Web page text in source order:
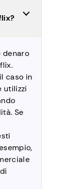
denaro
caso in
utilizzi
Se